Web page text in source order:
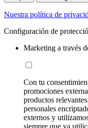
Nuestra política de
Configuración de
Marketing a través
Con tu
promociones
productos
personales
externos y